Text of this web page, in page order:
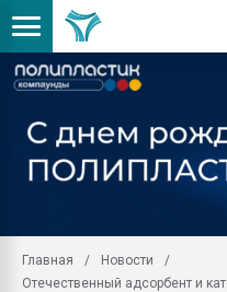
Главная
Новости
Отечественный адсорбент и